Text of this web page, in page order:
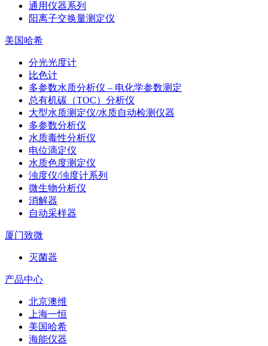
通用仪器系列
阳离子交换量测定仪
美国哈希
分光光度计
比色计
多参数水质分析仪 – 电化学参数测定
总有机碳（TOC）分析仪
大型水质测定仪/水质自动检测仪器
多参数分析仪
水质毒性分析仪
电位滴定仪
水质色度测定仪
浊度仪/浊度计系列
微生物分析仪
消解器
自动采样器
厦门致微
灭菌器
产品中心
北京澳维
上海一恒
美国哈希
海能仪器